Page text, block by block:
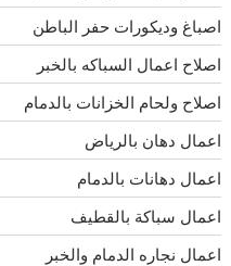
اصباغ وديكورات حفر الباطن
اصلاح اعمال السباكه بالخبر
اصلاح ولحام الخزانات بالدمام
اعمال دهان بالرياض
اعمال دهانات بالدمام
اعمال سباكة بالقطيف
اعمال نجاره الدمام والخبر